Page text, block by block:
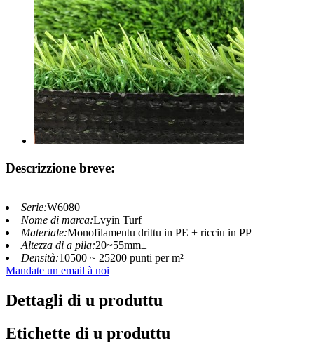
Descrizzione breve:
Serie:W6080
Nome di marca:Lvyin Turf
Materiale:Monofilamentu drittu in PE + ricciu in PP
Altezza di a pila:20~55mm±
Densità:10500 ~ 25200 punti per m²
Mandate un email à noi
Dettagli di u produttu
Etichette di u produttu